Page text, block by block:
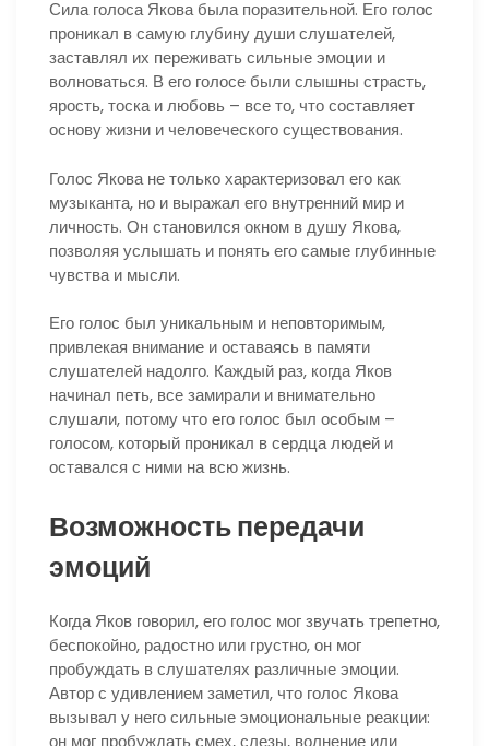
Сила голоса Якова была поразительной. Его голос
проникал в самую глубину души слушателей,
заставлял их переживать сильные эмоции и
волноваться. В его голосе были слышны страсть,
ярость, тоска и любовь – все то, что составляет
основу жизни и человеческого существования.
Голос Якова не только характеризовал его как
музыканта, но и выражал его внутренний мир и
личность. Он становился окном в душу Якова,
позволяя услышать и понять его самые глубинные
чувства и мысли.
Его голос был уникальным и неповторимым,
привлекая внимание и оставаясь в памяти
слушателей надолго. Каждый раз, когда Яков
начинал петь, все замирали и внимательно
слушали, потому что его голос был особым –
голосом, который проникал в сердца людей и
оставался с ними на всю жизнь.
Возможность передачи
эмоций
Когда Яков говорил, его голос мог звучать трепетно,
беспокойно, радостно или грустно, он мог
пробуждать в слушателях различные эмоции.
Автор с удивлением заметил, что голос Якова
вызывал у него сильные эмоциональные реакции:
он мог пробуждать смех, слезы, волнение или